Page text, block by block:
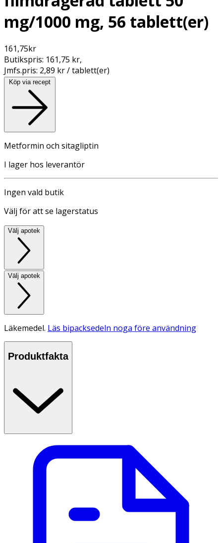
mg/1000 mg, 56 tablett(er)
161,75kr
Butikspris: 161,75 kr,
Jmfs.pris: 2,89 kr / tablett(er)
Köp via recept
Metformin och sitagliptin
I lager hos leverantör
Ingen vald butik
Välj för att se lagerstatus
Välj apotek
Välj apotek
Läkemedel. Läs bipacksedeln noga före användning
Produktfakta